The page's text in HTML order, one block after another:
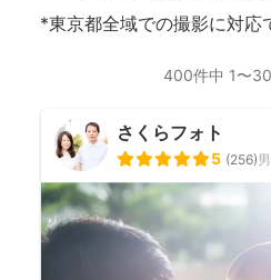
*東京都全域での撮影に対応
400件中 1〜
さくらフォト
5 (256)